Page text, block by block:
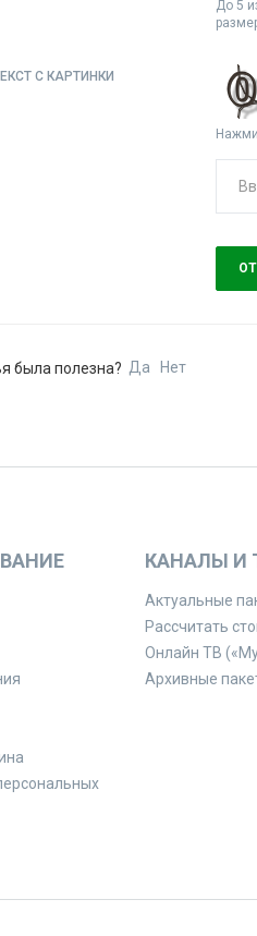
До 5
С КАРТИНКИ
была полезна? Да Нет
КАНАЛЫ И
Актуальные
Рассчитать
Онлайн ТВ
Архивные